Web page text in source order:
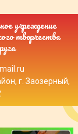
учреждение
творчества
г. Заозерный,